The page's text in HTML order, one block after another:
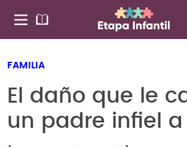
FAMILIA
El daño que le
un padre infiel a